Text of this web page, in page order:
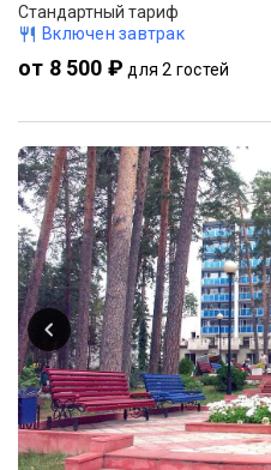
Стандартный тариф
Включен завтрак
от 8 500 ₽ для 2 гостей